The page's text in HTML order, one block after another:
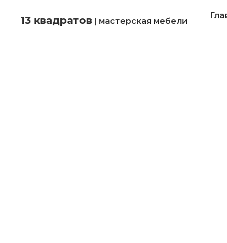
13 квадратов | мастерская мебели